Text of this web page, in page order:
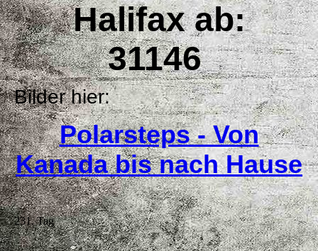
Halifax ab:
31146
Bilder hier:
Polarsteps - Von
Kanada bis nach Hause
231. Tag